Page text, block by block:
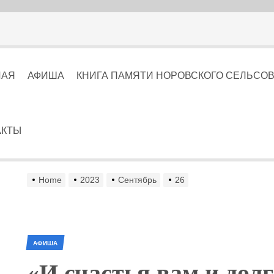
АФИША КНИГА ПАМЯТИ НОРОВСКОГО
Home 2023 Сентябрь 26
АФИША